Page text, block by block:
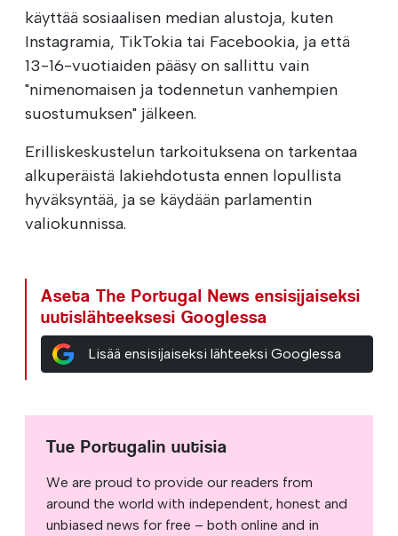
käyttää sosiaalisen median alustoja, kuten
Instagramia, TikTokia tai Facebookia, ja että
13-16-vuotiaiden pääsy on sallittu vain
"nimenomaisen ja todennetun vanhempien
suostumuksen" jälkeen.
Erilliskeskustelun tarkoituksena on tarkentaa
alkuperäistä lakiehdotusta ennen lopullista
hyväksyntää, ja se käydään parlamentin
valiokunnissa.
Aseta The Portugal News ensisijaiseksi
uutislähteeksesi Googlessa
Lisää ensisijaiseksi lähteeksi Googlessa
Tue Portugalin uutisia
We are proud to provide our readers from
around the world with independent, honest and
unbiased news for free – both online and in